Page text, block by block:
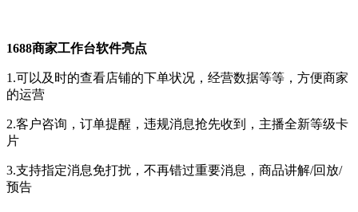
1688商家工作台软件亮点
1.可以及时的查看店铺的下单状况，经营数据等等，方便商家
的运营
2.客户咨询，订单提醒，违规消息抢先收到，主播全新等级卡
片
3.支持指定消息免打扰，不再错过重要消息，商品讲解/回放/
预告